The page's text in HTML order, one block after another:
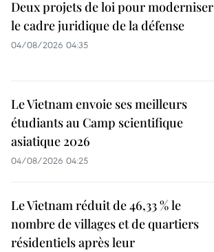
Deux projets de loi pour moderniser
le cadre juridique de la défense
04/08/2026 04:35
Le Vietnam envoie ses meilleurs
étudiants au Camp scientifique
asiatique 2026
04/08/2026 04:25
Le Vietnam réduit de 46,33 % le
nombre de villages et de quartiers
résidentiels après leur